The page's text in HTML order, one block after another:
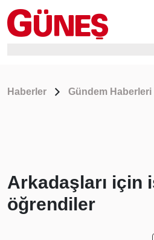
Haberler Gündem Haberleri
Arkadaşları için
öğrendiler